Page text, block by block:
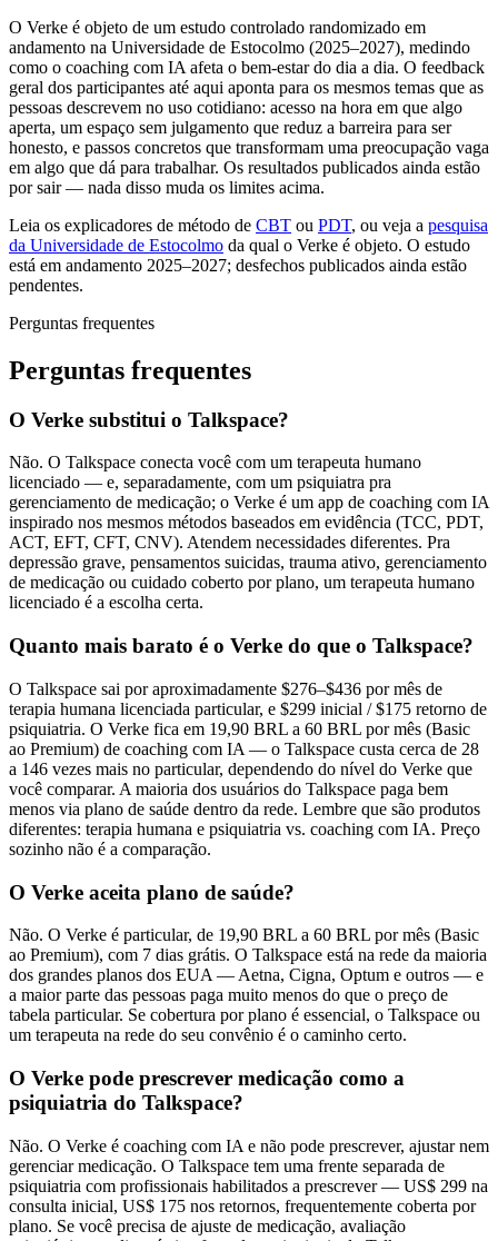
O Verke é objeto de um estudo controlado randomizado em
andamento na Universidade de Estocolmo (2025–2027), medindo
como o coaching com IA afeta o bem-estar do dia a dia. O feedback
geral dos participantes até aqui aponta para os mesmos temas que as
pessoas descrevem no uso cotidiano: acesso na hora em que algo
aperta, um espaço sem julgamento que reduz a barreira para ser
honesto, e passos concretos que transformam uma preocupação vaga
em algo que dá para trabalhar. Os resultados publicados ainda estão
por sair — nada disso muda os limites acima.
Leia os explicadores de método de CBT ou PDT, ou veja a pesquisa
da Universidade de Estocolmo da qual o Verke é objeto. O estudo
está em andamento 2025–2027; desfechos publicados ainda estão
pendentes.
Perguntas frequentes
Perguntas frequentes
O Verke substitui o Talkspace?
Não. O Talkspace conecta você com um terapeuta humano
licenciado — e, separadamente, com um psiquiatra pra
gerenciamento de medicação; o Verke é um app de coaching com IA
inspirado nos mesmos métodos baseados em evidência (TCC, PDT,
ACT, EFT, CFT, CNV). Atendem necessidades diferentes. Pra
depressão grave, pensamentos suicidas, trauma ativo, gerenciamento
de medicação ou cuidado coberto por plano, um terapeuta humano
licenciado é a escolha certa.
Quanto mais barato é o Verke do que o Talkspace?
O Talkspace sai por aproximadamente $276–$436 por mês de
terapia humana licenciada particular, e $299 inicial / $175 retorno de
psiquiatria. O Verke fica em 19,90 BRL a 60 BRL por mês (Basic
ao Premium) de coaching com IA — o Talkspace custa cerca de 28
a 146 vezes mais no particular, dependendo do nível do Verke que
você comparar. A maioria dos usuários do Talkspace paga bem
menos via plano de saúde dentro da rede. Lembre que são produtos
diferentes: terapia humana e psiquiatria vs. coaching com IA. Preço
sozinho não é a comparação.
O Verke aceita plano de saúde?
Não. O Verke é particular, de 19,90 BRL a 60 BRL por mês (Basic
ao Premium), com 7 dias grátis. O Talkspace está na rede da maioria
dos grandes planos dos EUA — Aetna, Cigna, Optum e outros — e
a maior parte das pessoas paga muito menos do que o preço de
tabela particular. Se cobertura por plano é essencial, o Talkspace ou
um terapeuta na rede do seu convênio é o caminho certo.
O Verke pode prescrever medicação como a
psiquiatria do Talkspace?
Não. O Verke é coaching com IA e não pode prescrever, ajustar nem
gerenciar medicação. O Talkspace tem uma frente separada de
psiquiatria com profissionais habilitados a prescrever — US$ 299 na
consulta inicial, US$ 175 nos retornos, frequentemente coberta por
plano. Se você precisa de ajuste de medicação, avaliação